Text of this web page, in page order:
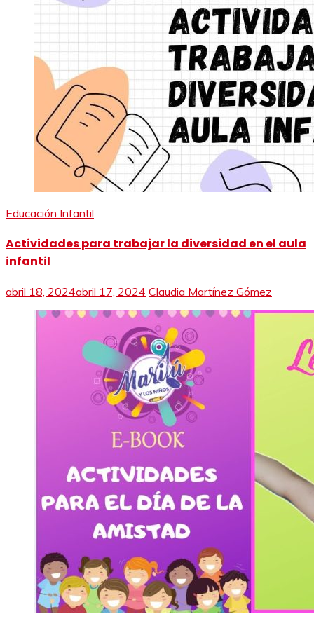
Educación Infantil
Actividades para trabajar la diversidad en el aula
infantil
abril 18, 2024abril 17, 2024 Claudia Martínez Gómez